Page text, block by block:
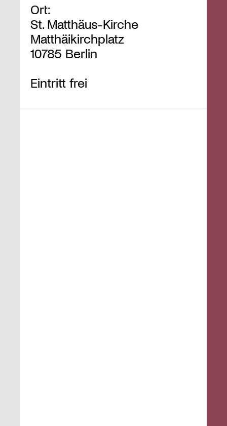
Ort:
St. Matthäus-Kirche
Matthäikirchplatz
10785 Berlin
Eintritt frei